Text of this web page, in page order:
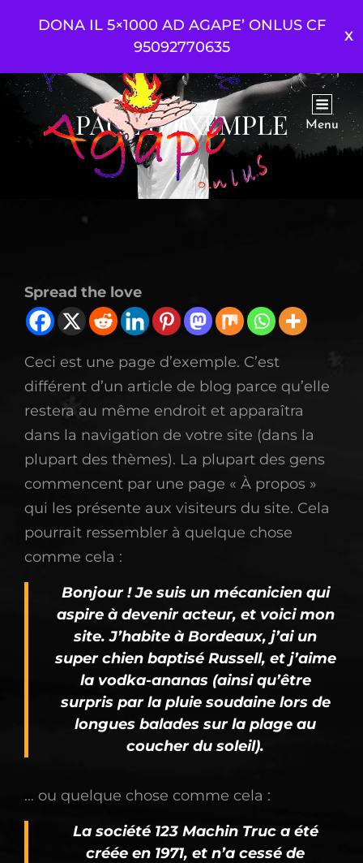
DONA IL 5×1000 AD AGAPE’ ONLUS CF
95092770635
Menu
PAGE D’EXEMPLE
Spread the love
Ceci est une page d’exemple. C’est
différent d’un article de blog parce qu’elle
restera au même endroit et apparaîtra
dans la navigation de votre site (dans la
plupart des thèmes). La plupart des gens
commencent par une page « À propos »
qui les présente aux visiteurs du site. Cela
pourrait ressembler à quelque chose
comme cela :
Bonjour ! Je suis un mécanicien qui
aspire à devenir acteur, et voici mon
site. J’habite à Bordeaux, j’ai un
super chien baptisé Russell, et j’aime
la vodka-ananas (ainsi qu’être
surpris par la pluie soudaine lors de
longues balades sur la plage au
coucher du soleil).
… ou quelque chose comme cela :
La société 123 Machin Truc a été
créée en 1971, et n’a cessé de